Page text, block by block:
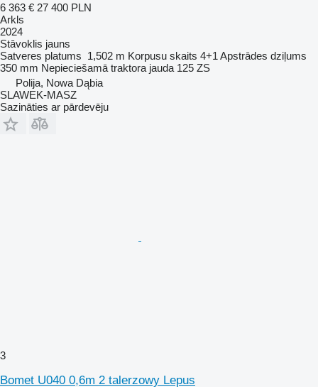
6 363 € 27 400 PLN
Arkls
2024
Stāvoklis jauns
Satveres platums 1,502 m Korpusu skaits 4+1 Apstrādes dziļums
350 mm Nepieciešamā traktora jauda 125 ZS
Polija, Nowa Dąbia
SLAWEK-MASZ
Sazināties ar pārdevēju
3
Bomet U040 0,6m 2 talerzowy Lepus